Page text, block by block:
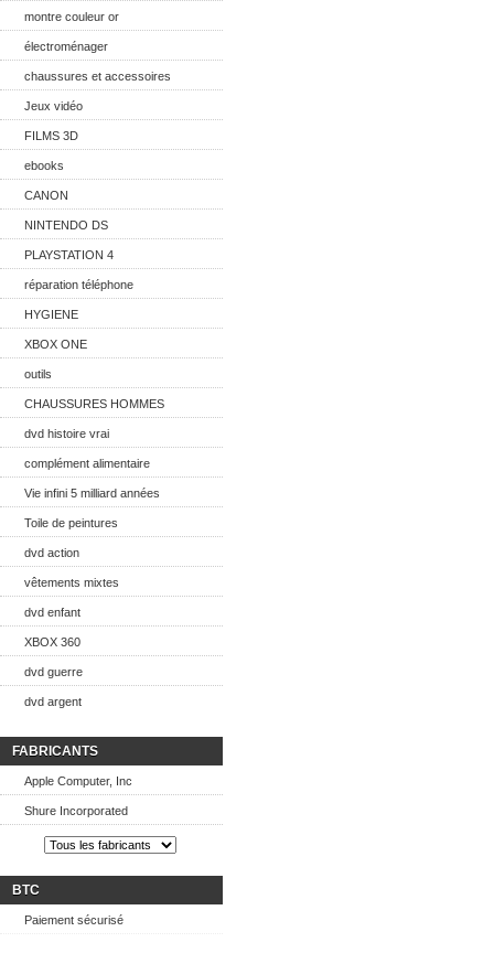
montre couleur or
électroménager
chaussures et accessoires
Jeux vidéo
FILMS 3D
ebooks
CANON
NINTENDO DS
PLAYSTATION 4
réparation téléphone
HYGIENE
XBOX ONE
outils
CHAUSSURES HOMMES
dvd histoire vrai
complément alimentaire
Vie infini 5 milliard années
Toile de peintures
dvd action
vêtements mixtes
dvd enfant
XBOX 360
dvd guerre
dvd argent
FABRICANTS
Apple Computer, Inc
Shure Incorporated
BTC
Paiement sécurisé